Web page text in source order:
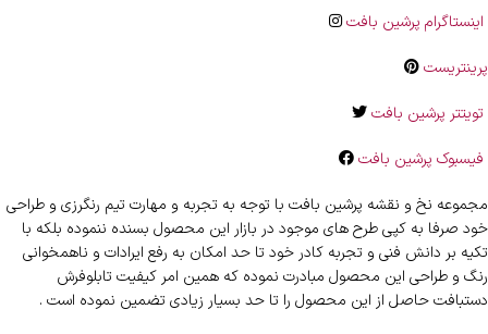
اینستاگرام پرشین بافت
پرینتریست
تویتتر پرشین بافت
فیسبوک پرشین بافت
مجموعه نخ و نقشه پرشین بافت با توجه به تجربه و مهارت تیم رنگرزی و طراحی
خود صرفا به کپی طرح های موجود در بازار این محصول بسنده ننموده بلکه با
تکیه بر دانش فنی و تجربه کادر خود تا حد امکان به رفع ایرادات و ناهمخوانی
رنگ و طراحی این محصول مبادرت نموده که همین امر کیفیت تابلوفرش
دستبافت حاصل از این محصول را تا حد بسیار زیادی تضمین نموده است .